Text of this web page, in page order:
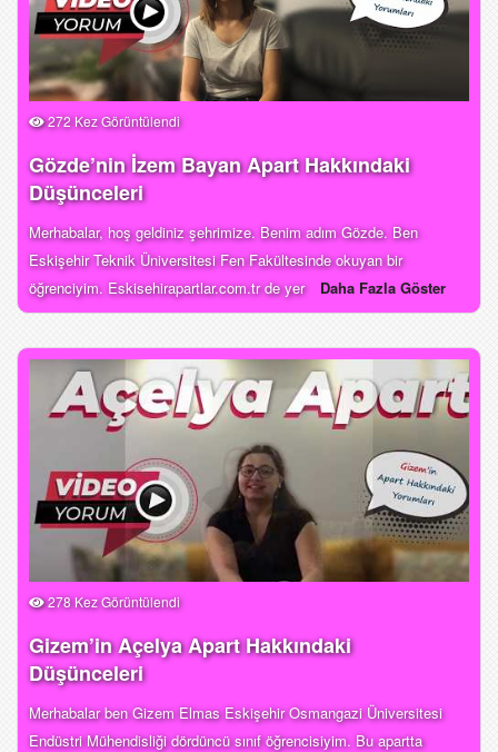
272 Kez Görüntülendi
Gözde’nin İzem Bayan Apart Hakkındaki
Düşünceleri
Merhabalar, hoş geldiniz şehrimize. Benim adım Gözde. Ben
Eskişehir Teknik Üniversitesi Fen Fakültesinde okuyan bir
öğrenciyim. Eskisehirapartlar.com.tr de yer
Daha Fazla Göster
278 Kez Görüntülendi
Gizem’in Açelya Apart Hakkındaki
Düşünceleri
Merhabalar ben Gizem Elmas Eskişehir Osmangazi Üniversitesi
Endüstri Mühendisliği dördüncü sınıf öğrencisiyim. Bu apartta